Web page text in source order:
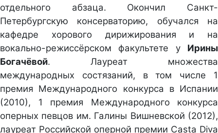
отдельного абзаца. Окончил Санкт-
Петербургскую консерваторию, обучался на
кафедре хорового дирижирования и на
вокально-режиссёрском факультете у Ирины
Богачёвой. Лауреат множества
международных состязаний, в том числе 1
премия Международного конкурса в Испании
(2010), 1 премия Международного конкурса
оперных певцов им. Галины Вишневской (2012),
лауреат Российской оперной премии Casta Diva